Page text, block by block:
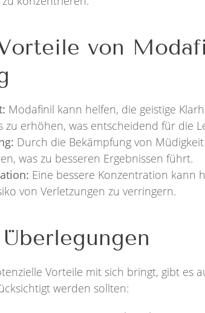
von
Modafinil kann helfen, die geistige
zu erhöhen, was entscheidend für die
Durch die Bekämpfung von
was zu besseren Ergebnissen führt.
Eine bessere Konzentration kann
von Verletzungen zu verringern.
Vorteile mit sich bringt, gibt es
werden sollten: